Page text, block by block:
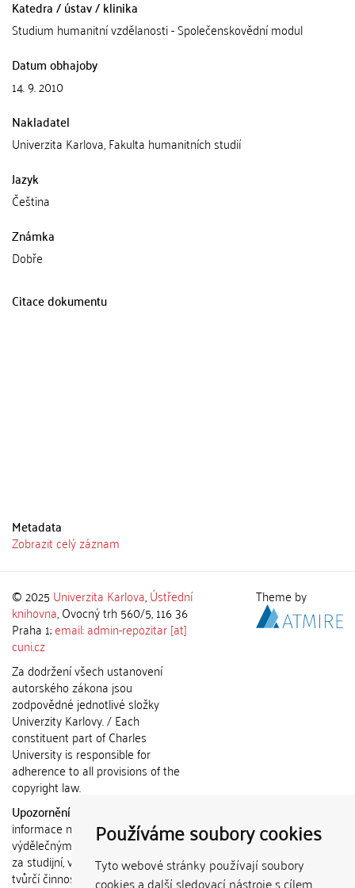
Používáme soubory cookies
Tyto webové stránky používají soubory
cookies a další sledovací nástroje s cílem
Katedra / ústav / klinika
Studium humanitní vzdělanosti - Společenskovědní modul
Datum obhajoby
14. 9. 2010
Nakladatel
Univerzita Karlova, Fakulta humanitních studií
Jazyk
Čeština
Známka
Dobře
Citace dokumentu
Metadata
Zobrazit celý záznam
© 2025 Univerzita Karlova,Ústřední
knihovna, Ovocný trh 560/5, 116 36
Praha 1;email: admin-repozitar [at]
cuni.cz
Za dodržení všech ustanovení
autorského zákona jsou
zodpovědné jednotlivé složky
Univerzity Karlovy. / Each
constituent part of Charles
University is responsible for
adherence to all provisions of the
copyright law.
Upozornění / Notice:
informace nemohou být použity k
výdělečným účelům nebo vydávány
za studijní, vědeckou nebo jinou
tvůrčí činnost jiné osoby než autora.
Theme by